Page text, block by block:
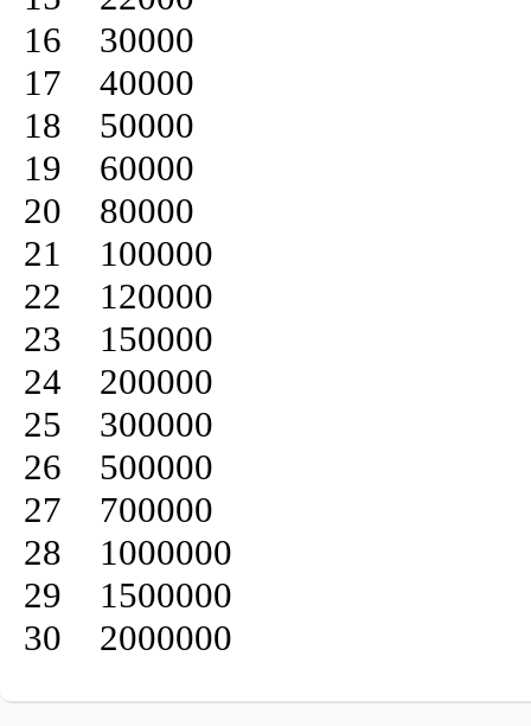
16	30000
17	40000
18	50000
19	60000
20	80000
21	100000
22	120000
23	150000
24	200000
25	300000
26	500000
27	700000
28	1000000
29	1500000
30	2000000